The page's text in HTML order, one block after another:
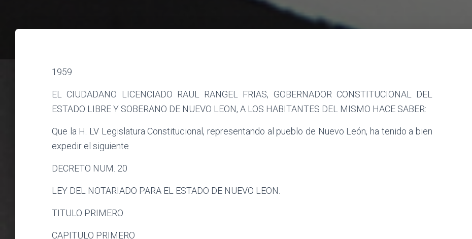
1959
EL CIUDADANO LICENCIADO RAUL RANGEL FRIAS, GOBERNADOR CONSTITUCIONAL DEL
ESTADO LIBRE Y SOBERANO DE NUEVO LEON, A LOS HABITANTES DEL MISMO HACE SABER:
Que la H. LV Legislatura Constitucional, representando al pueblo de Nuevo León, ha tenido a bien
expedir el siguiente
DECRETO NUM. 20
LEY DEL NOTARIADO PARA EL ESTADO DE NUEVO LEON.
TITULO PRIMERO
CAPITULO PRIMERO